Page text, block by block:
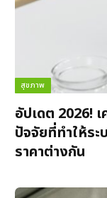
สุขภาพ
อัปเดต 2026!
ปัจจัยที่ทำให้
ราคาต่างกัน